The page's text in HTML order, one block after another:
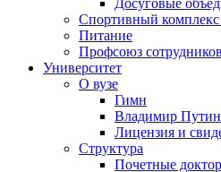
Досуговые
Спортивный
Питание
Профсоюз сотрудников
Университет
О вузе
Гимн
Владимир
Лицензия и
Структура
Почетные